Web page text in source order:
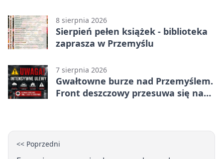
8 sierpnia 2026
Sierpień pełen książek - biblioteka
zaprasza w Przemyślu
7 sierpnia 2026
Gwałtowne burze nad Przemyślem.
Front deszczowy przesuwa się na
<< Poprzedni